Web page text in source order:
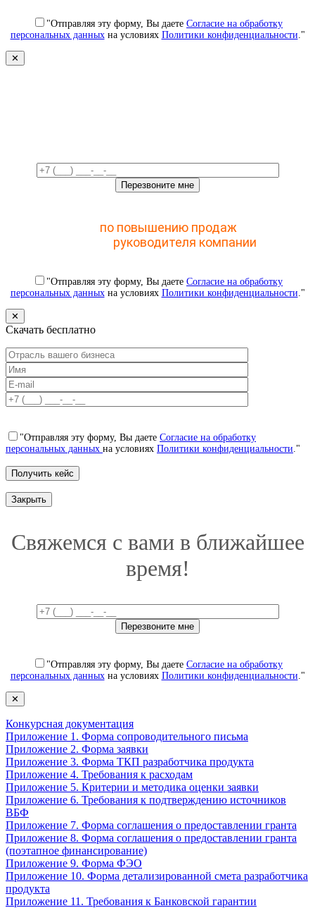
"Отправляя эту форму, Вы даете Согласие на обработку
персональных данныхна условиях Политики конфиденциальности ."
✕
по повышению продаж
руководителя компании
"Отправляя эту форму, Вы даете Согласие на обработку
персональных данныхна условиях Политики конфиденциальности ."
✕
Скачать бесплатно
"Отправляя эту форму, Вы даете Согласие на обработку
персональных данных на условиях Политики конфиденциальности ."
Закрыть
Свяжемся с вами в ближайшее
время!
"Отправляя эту форму, Вы даете Согласие на обработку
персональных данныхна условиях Политики конфиденциальности ."
✕
Конкурсная документация
Приложение 1. Форма сопроводительного письма
Приложение 2. Форма заявки
Приложение 3. Форма ТКП разработчика продукта
Приложение 4. Требования к расходам
Приложение 5. Критерии и методика оценки заявки
Приложение 6. Требования к подтверждению источников
ВБФ
Приложение 7. Форма соглашения о предоставлении гранта
Приложение 8. Форма соглашения о предоставлении гранта
(поэтапное финансирование)
Приложение 9. Форма ФЭО
Приложение 10. Форма детализированной смета разработчика
продукта
Приложение 11. Требования к Банковской гарантии